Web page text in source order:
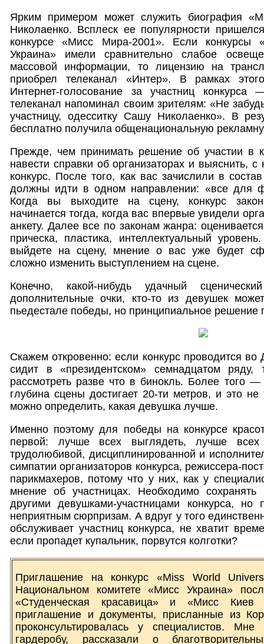
Ярким примером может служить биография
Николаенко. Всплеск ее популярности
конкурсе «Мисс Мира-2001». Если
Украина» имели сравнительно слабое
массовой информации, то лицензию на
приобрел телеканал «Интер». В рамках
Интернет-голосование за участниц
телеканал напоминал своим зрителям: «Не
участницу, одесситку Сашу Николаенко». В
бесплатно получила общенациональную
Прежде, чем принимать решение об участии в
навести справки об организаторах и выяснить,
конкурс. После того, как вас зачислили в
должны идти в одном направлении: «все для
Когда вы выходите на сцену, конкурс
начинается тогда, когда вас впервые увидели
анкету. Далее все по законам жанра:
прическа, пластика, интеллектуальный
выйдете на сцену, мнение о вас уже будет
сложно изменить выступлением на сцене.
Конечно, какой-нибудь удачный
дополнительные очки, кто-то из девушек
пьедестале победы, но принципиальное решение
Скажем откровенно: если конкурс проводится
сидит в «президентском» семнадцатом
рассмотреть разве что в бинокль. Более того
глубина сцены достигает 20-ти метров, и это не
можно определить, какая девушка лучше.
Именно поэтому для победы на конкурсе
первой: лучше всех выглядеть, лучше
трудолюбивой, дисциплинированной и
симпатии организаторов конкурса, режиссера-
парикмахеров, потому что у них, как у
мнение об участницах. Необходимо
другими девушками-участницами конкурса,
неприятным сюрпризам. А вдруг у того
обслуживает участниц конкурса, не хватит
если пропадет купальник, порвутся колготки?
Приглашение на конкурс «Miss World
Национальном комитете «Мисс Украина»
«Студенческая красавица» и «Мисс Киев
приглашение и документы, присланные из
проконсультировалась у специалистов.
гардеробу, рассказали о